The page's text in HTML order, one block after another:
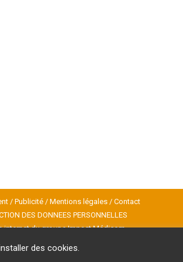
/ Publicité/ Mentions légales/ Contact
DES DONNEES PERSONNELLES
internet du groupe Impact Médicom
des cookies.